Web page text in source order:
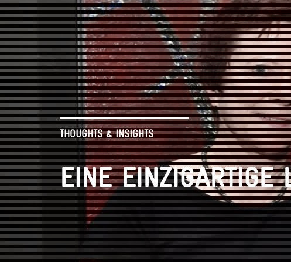
THOUGHTS & INSIGHTS
EINE EINZIGARTIGE